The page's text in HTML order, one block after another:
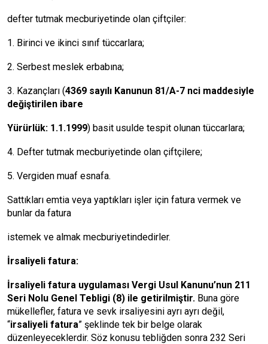
defter tutmak mecburiyetinde olan çiftçiler:
1. Birinci ve ikinci sınıf tüccarlara;
2. Serbest meslek erbabına;
3. Kazançları (4369 sayılı Kanunun 81/A-7 nci maddesiyle
değiştirilen ibare
Yürürlük: 1.1.1999) basit usulde tespit olunan tüccarlara;
4. Defter tutmak mecburiyetinde olan çiftçilere;
5. Vergiden muaf esnafa.
Sattıkları emtia veya yaptıkları işler için fatura vermek ve
bunlar da fatura
istemek ve almak mecburiyetindedirler.
İrsaliyeli fatura:
İrsaliyeli fatura uygulaması Vergi Usul Kanunu’nun 211
Seri Nolu Genel Tebligi (8) ile getirilmiştir. Buna göre
mükellefler, fatura ve sevk irsaliyesini ayrı ayrı değil,
“irsaliyeli fatura” şeklinde tek bir belge olarak
düzenleyeceklerdir. Söz konusu tebliğden sonra 232 Seri